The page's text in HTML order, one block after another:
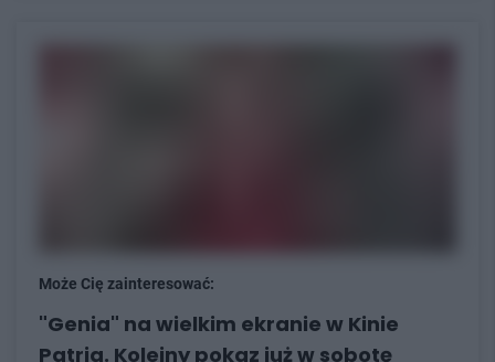
Może Cię zainteresować:
"Genia" na wielkim ekranie w Kinie
Patria. Kolejny pokaz już w sobotę